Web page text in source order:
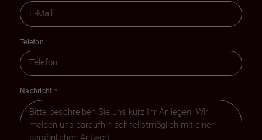
Telefon
Nachricht *